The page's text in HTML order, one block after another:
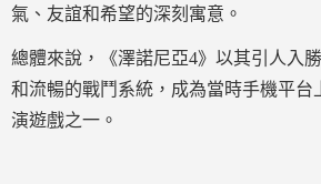
氣、友誼和希望的深刻寓意。
總體來說，《澤諾尼亞4》以其引人入
和流暢的戰鬥系統，成為當時手機平台
演遊戲之一。